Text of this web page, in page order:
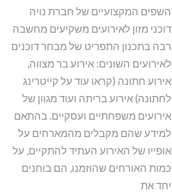
השפים המקצועיים של חברת נויה
דוכני מזון לאירועים משקיעים מחשבה
רבה בתכנון התפריט של מבחר דוכנים
לאירועים השונים: אירוע בר מצווה,
אירוע חתונה (קראו עוד על קייטרינג
לחתונה) אירוע בריתה ועוד מגוון של
אירועים משפחתיים ועסקיים. בהתאם
למידע שהם מקבלים מהמארחים על
אופייו של האירוע העתיד להתקיים, על
כמות האורחים שהוזמנו, הם בוחנים
יחד את